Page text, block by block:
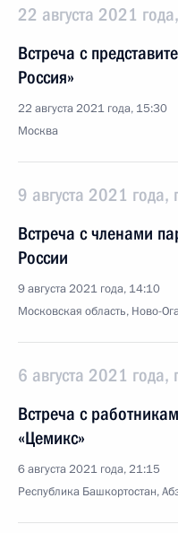
22 августа 2021
Встреча с
Россия»
22 августа 2021 года, 15:30
Москва
9 августа 2021 года,
Встреча с членами
России
9 августа 2021 года, 14:10
Московская область, Ново-
6 августа 2021 года,
Встреча с
«Цемикс»
6 августа 2021 года, 21:15
Республика Башкортостан,